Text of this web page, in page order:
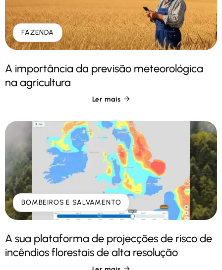
FAZENDA
A importância da previsão meteorológica
na agricultura
Ler mais 
BOMBEIROS E SALVAMENTO
A sua plataforma de projecções de risco de
incêndios florestais de alta resolução